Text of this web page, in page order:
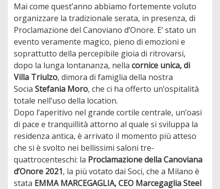
Mai come quest’anno abbiamo fortemente voluto
organizzare la tradizionale serata, in presenza, di
Proclamazione del Canoviano d’Onore. E’ stato un
evento veramente magico, pieno di emozioni e
soprattutto della percepibile gioia di ritrovarsi,
dopo la lunga lontananza, nella cornice unica, di
Villa Triulzo, dimora di famiglia della nostra
SociaStefania Moro, che ci ha offerto un’ospitalità
totale nell’uso della location.
Dopo l’aperitivo nel grande cortile centrale, un’oasi
di pace e tranquillità attorno al quale si sviluppa la
residenza antica, è arrivato il momento più atteso
che si è svolto nei bellissimi saloni tre-
quattrocenteschi: la Proclamazione della Canoviana
d’Onore 2021, la più votato dai Soci, che a Milano è
stata EMMA MARCEGAGLIA, CEO Marcegaglia Steel